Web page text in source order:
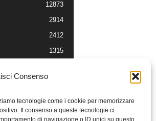
Consenso
tecnologie come i cookie per memorizzare
Il consenso a queste tecnologie ci
di navigazione o ID unici su questo
12873
2914
2412
1315